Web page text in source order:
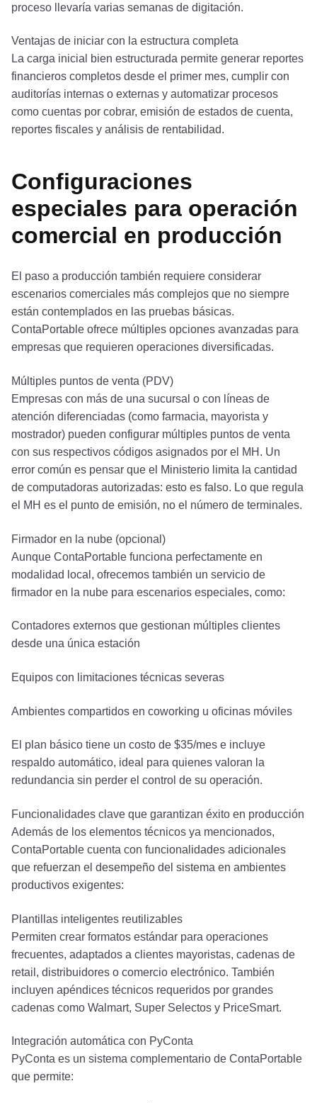
proceso llevaría varias semanas de digitación.
Ventajas de iniciar con la estructura completa
La carga inicial bien estructurada permite generar reportes
financieros completos desde el primer mes, cumplir con
auditorías internas o externas y automatizar procesos
como cuentas por cobrar, emisión de estados de cuenta,
reportes fiscales y análisis de rentabilidad.
Configuraciones
especiales para operación
comercial en producción
El paso a producción también requiere considerar
escenarios comerciales más complejos que no siempre
están contemplados en las pruebas básicas.
ContaPortable ofrece múltiples opciones avanzadas para
empresas que requieren operaciones diversificadas.
Múltiples puntos de venta (PDV)
Empresas con más de una sucursal o con líneas de
atención diferenciadas (como farmacia, mayorista y
mostrador) pueden configurar múltiples puntos de venta
con sus respectivos códigos asignados por el MH. Un
error común es pensar que el Ministerio limita la cantidad
de computadoras autorizadas: esto es falso. Lo que regula
el MH es el punto de emisión, no el número de terminales.
Firmador en la nube (opcional)
Aunque ContaPortable funciona perfectamente en
modalidad local, ofrecemos también un servicio de
firmador en la nube para escenarios especiales, como:
Contadores externos que gestionan múltiples clientes
desde una única estación
Equipos con limitaciones técnicas severas
Ambientes compartidos en coworking u oficinas móviles
El plan básico tiene un costo de $35/mes e incluye
respaldo automático, ideal para quienes valoran la
redundancia sin perder el control de su operación.
Funcionalidades clave que garantizan éxito en producción
Además de los elementos técnicos ya mencionados,
ContaPortable cuenta con funcionalidades adicionales
que refuerzan el desempeño del sistema en ambientes
productivos exigentes:
Plantillas inteligentes reutilizables
Permiten crear formatos estándar para operaciones
frecuentes, adaptados a clientes mayoristas, cadenas de
retail, distribuidores o comercio electrónico. También
incluyen apéndices técnicos requeridos por grandes
cadenas como Walmart, Super Selectos y PriceSmart.
Integración automática con PyConta
PyConta es un sistema complementario de ContaPortable
que permite: